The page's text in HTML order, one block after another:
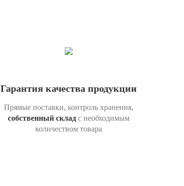
Гарантия качества продукции
Прямые поставки, контроль хранения,
собственный склад с необходимым
количеством товара